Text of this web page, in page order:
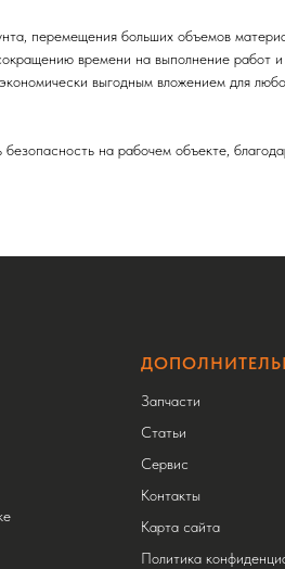
перемещения больших объемов
времени на выполнение работ
выгодным вложением для
на рабочем объекте,
Запчасти
Статьи
Сервис
Контакты
Карта сайта
Политика